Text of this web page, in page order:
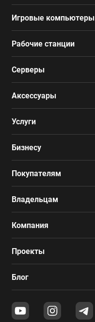
Игровые компьютеры
Рабочие станции
Серверы
Аксессуары
Услуги
Бизнесу
Покупателям
Владельцам
Компания
Проекты
Блог